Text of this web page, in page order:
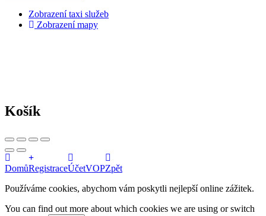
Zobrazení taxi služeb
Zobrazení mapy
Košík
DomůRegistraceÚčetVOPZpět
Používáme cookies, abychom vám poskytli nejlepší online zážitek.
You can find out more about which cookies we are using or switch